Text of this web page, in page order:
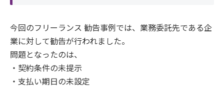
今回のフリーランス 勧告事例では、業務委託先である企
業に対して勧告が行われました。
問題となったのは、
・契約条件の未提示
・支払い期日の未設定